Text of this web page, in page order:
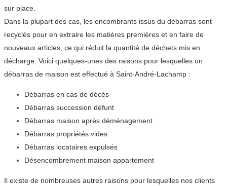
sur place.
Dans la plupart des cas, les encombrants issus du débarras sont
recyclés pour en extraire les matières premières et en faire de
nouveaux articles, ce qui réduit la quantité de déchets mis en
décharge. Voici quelques-unes des raisons pour lesquelles un
débarras de maison est effectué à Saint-André-Lachamp :
Débarras en cas de décès
Débarras succession défunt
Débarras maison après déménagement
Débarras propriétés vides
Débarras locataires expulsés
Désencombrement maison appartement
Il existe de nombreuses autres raisons pour lesquelles nos clients